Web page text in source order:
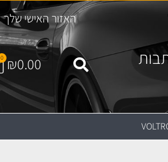
האזור האישי שלך
₪0.00
0